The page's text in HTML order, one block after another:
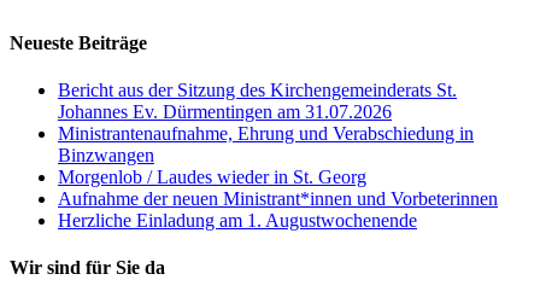
Neueste Beiträge
Bericht aus der Sitzung des Kirchengemeinderats St.
Johannes Ev. Dürmentingen am 31.07.2026
Ministrantenaufnahme, Ehrung und Verabschiedung in
Binzwangen
Morgenlob / Laudes wieder in St. Georg
Aufnahme der neuen Ministrant*innen und Vorbeterinnen
Herzliche Einladung am 1. Augustwochenende
Wir sind für Sie da